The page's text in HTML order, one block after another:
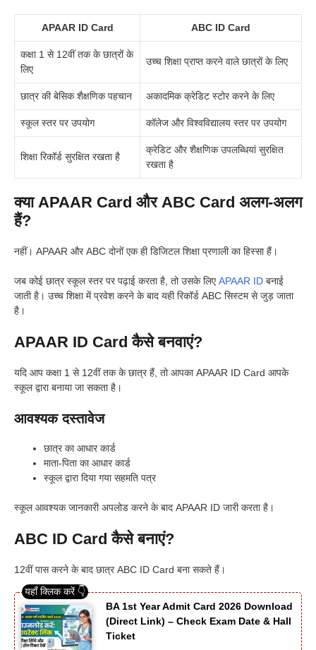
APAAR ID Card ABC ID Card
कक्षा 1 से 12वीं तक के छात्रों के
लिए
उच्च शिक्षा प्राप्त करने वाले छात्रों के लिए
छात्र की बेसिक शैक्षणिक पहचान अकादमिक क्रेडिट स्टोर करने के लिए
स्कूल स्तर पर उपयोग कॉलेज और विश्वविद्यालय स्तर पर उपयोग
शिक्षा रिकॉर्ड सुरक्षित रखता है
क्रेडिट और शैक्षणिक उपलब्धियां सुरक्षित
रखता है
क्या APAAR Card और ABC Card अलग-अलग
हैं?
नहीं। APAAR और ABC दोनों एक ही डिजिटल शिक्षा प्रणाली का हिस्सा हैं।
जब कोई छात्र स्कूल स्तर पर पढ़ाई करता है, तो उसके लिएAPAAR ID बनाई
जाती है। उच्च शिक्षा में प्रवेश करने के बाद यही रिकॉर्ड ABC सिस्टम से जुड़ जाता
है।
APAAR ID Card कैसे बनवाएं?
यदि आप कक्षा 1 से 12वीं तक के छात्र हैं, तो आपका APAAR ID Card आपके
स्कूल द्वारा बनाया जा सकता है।
आवश्यक दस्तावेज
छात्र का आधार कार्ड
माता-पिता का आधार कार्ड
स्कूल द्वारा दिया गया सहमति पत्र
स्कूल आवश्यक जानकारी अपलोड करने के बाद APAAR ID जारी करता है।
ABC ID Card कैसे बनाएं?
12वीं पास करने के बाद छात्र ABC ID Card बना सकते हैं।
BA 1st Year Admit Card 2026 Download
(Direct Link) – Check Exam Date & Hall
Ticket